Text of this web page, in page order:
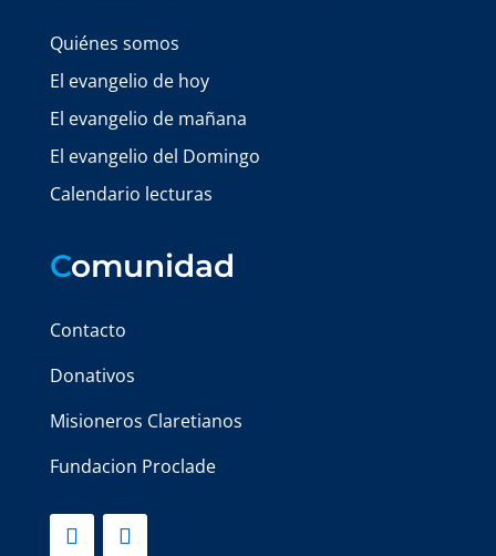
Quiénes somos
El evangelio de hoy
El evangelio de mañana
El evangelio del Domingo
Calendario lecturas
Comunidad
Contacto
Donativos
Misioneros Claretianos
Fundacion Proclade